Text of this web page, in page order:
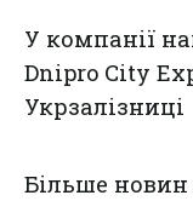
У компанії
Dnipro City
Укрзалізниці
Більше